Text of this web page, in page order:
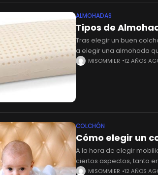
ALMOHADAS
Tipos de
Tras elegir un buen
a elegir una almohada
que nos proporcione el
MISOMMIER 12 AÑOS
COLCHÓN
Cómo elegir un
A la hora de elegir
ciertos aspectos, tanto
colchón. En el momento
MISOMMIER 12 AÑOS